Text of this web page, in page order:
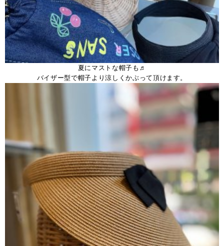
夏にマストな帽子も♬
バイザー型で帽子より涼しくかぶって頂けます。